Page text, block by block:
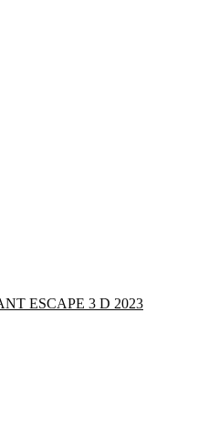
ESCAPE 3 D 2023